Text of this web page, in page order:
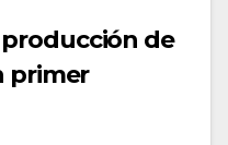
de
primer